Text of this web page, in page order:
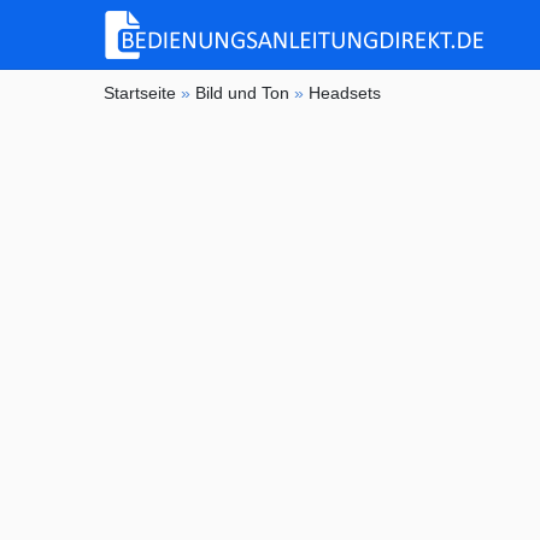
Startseite » Bild und Ton » Headsets